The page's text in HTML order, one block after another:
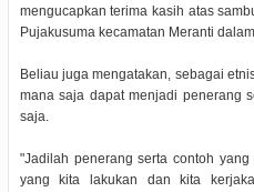
mengucapkan terima kasih atas
Pujakusuma kecamatan Meranti
Beliau juga mengatakan, sebagai
mana saja dapat menjadi penerang
saja.
"Jadilah penerang serta contoh
yang kita lakukan dan kita